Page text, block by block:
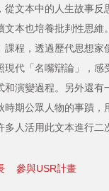
從文本中的人生故事反
文本也培養批判性思維
課程，透過歷代思想家
現代「名嘴辯論」，感
和演變過程。另外還有
時期公眾人物的事蹟，
多人活用此文本進行二
參與USR計畫